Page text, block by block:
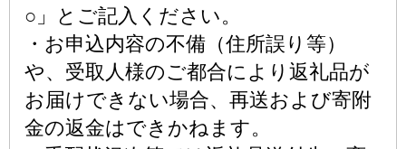
○」とご記入ください。
・お申込内容の不備（住所誤り等）
や、受取人様のご都合により返礼品が
お届けできない場合、再送および寄附
金の返金はできかねます。